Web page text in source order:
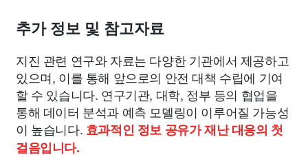
추가 정보 및 참고자료
지진 관련 연구와 자료는 다양한 기관에서 제공하고
있으며, 이를 통해 앞으로의 안전 대책 수립에 기여
할 수 있습니다. 연구기관, 대학, 정부 등의 협업을
통해 데이터 분석과 예측 모델링이 이루어질 가능성
이 높습니다. 효과적인 정보 공유가 재난 대응의 첫
걸음입니다.